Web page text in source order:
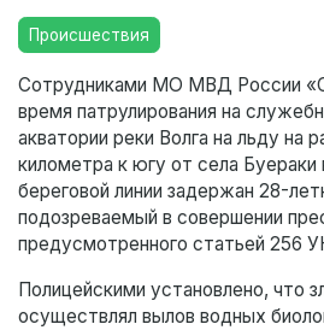
Происшествия
Сотрудниками МО МВД России
время патрулирования на
акватории реки Волга на льду на
километра к югу от села
береговой линии задержан 28-
подозреваемый в совершении
предусмотренного статьей 256
Полицейскими установлено, что
осуществлял вылов водных